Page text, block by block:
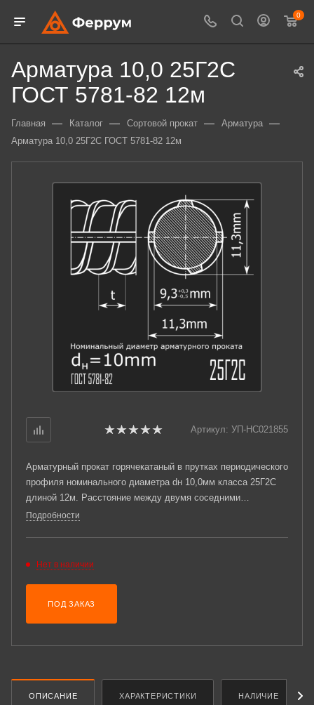
0
Арматура 10,0 25Г2С
ГОСТ 5781-82 12м
Главная — Каталог — Сортовой прокат — Арматура —
Арматура 10,0 25Г2С ГОСТ 5781-82 12м
Артикул: УП-НС021855
Арматурный прокат горячекатаный в прутках периодического
профиля номинального диаметра dн 10,0мм класса 25Г2С
длиной 12м. Расстояние между двумя соседними
поперечными ребрами измеренное вдоль оси проката t =
Подробности
Нет в наличии
ПОД ЗАКАЗ
ОПИСАНИЕ ХАРАКТЕРИСТИКИ НАЛИЧИЕ